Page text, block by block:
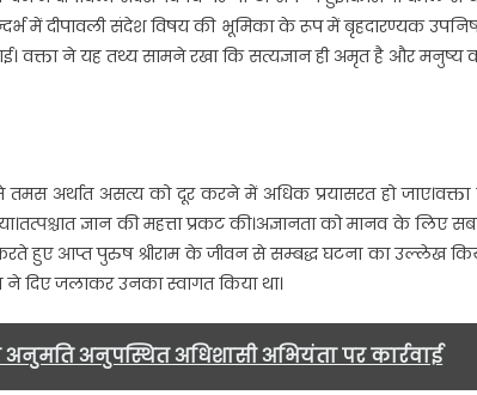
में दीपावली संदेश विषय की भूमिका के रूप में बृहदारण्यक
वक्ता ने यह तथ्य सामने रखा कि सत्यज्ञान ही अमृत है और मनुष्य
अर्थात असत्य को दूर करने में अधिक प्रयासरत हो
ज्ञान की महत्ता प्रकट की।अज्ञानता को मानव के लिए
करते हुए आप्त पुरुष श्रीराम के जीवन से सम्बद्ध घटना का उल्लेख
दिए जलाकर उनका स्वागत किया था।
अनुपस्थित अधिशासी अभियंता पर कार्रवाई